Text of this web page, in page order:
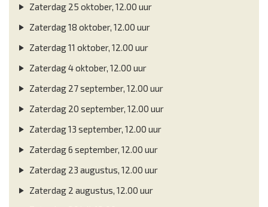
Zaterdag 25 oktober, 12.00 uur
Zaterdag 18 oktober, 12.00 uur
Zaterdag 11 oktober, 12.00 uur
Zaterdag 4 oktober, 12.00 uur
Zaterdag 27 september, 12.00 uur
Zaterdag 20 september, 12.00 uur
Zaterdag 13 september, 12.00 uur
Zaterdag 6 september, 12.00 uur
Zaterdag 23 augustus, 12.00 uur
Zaterdag 2 augustus, 12.00 uur